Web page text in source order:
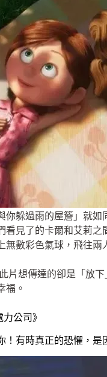
你躲過雨的屋簷」就
看見了的卡爾和艾莉
無數彩色氣球，飛往
片想傳達的卻是「放
福。
公司》
！有時真正的恐懼，是